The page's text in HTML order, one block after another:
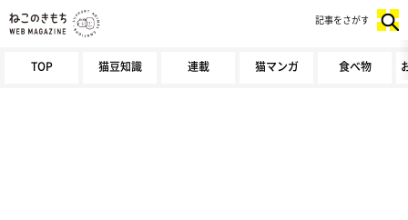
TOP 猫豆知識 連載 猫マンガ 食べ物
記事をさがす